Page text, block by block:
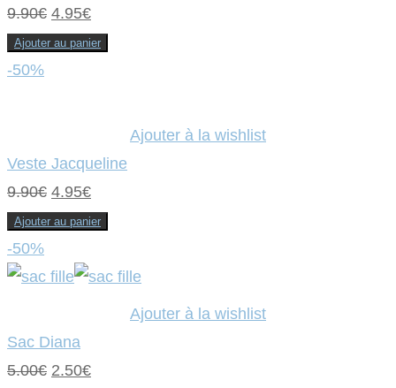
9.90€ Le
prix
4.95€Le
prix
Ajouter au panier
-50%
Ajouter à la wishlist
Veste Jacqueline
9.90€ Le
prix
était :
4.95€Le
prix
est :
Ajouter au panier
-50%
Ajouter à la wishlist
Sac Diana
5.00€ Le
2.50€Le